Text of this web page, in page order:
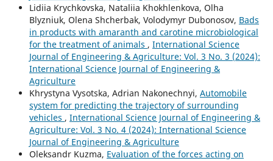
Lidiia Krychkovska, Nataliia Khokhlenkova, Olha
Blyzniuk, Olena Shcherbak, Volodymyr Dubonosov, Bads
in products with amaranth and carotine microbiological
for the treatment of animals , International Science
Journal of Engineering & Agriculture: Vol. 3 No. 3 (2024):
International Science Journal of Engineering &
Agriculture
Khrystyna Vysotska, Adrian Nakonechnyi, Automobile
system for predicting the trajectory of surrounding
vehicles , International Science Journal of Engineering &
Agriculture: Vol. 3 No. 4 (2024): International Science
Journal of Engineering & Agriculture
Oleksandr Kuzma, Evaluation of the forces acting on